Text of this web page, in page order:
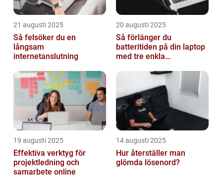
21 augusti 2025
Så felsöker du en
långsam
internetanslutning
20 augusti 2025
Så förlänger du
batteritiden på din laptop
med tre enkla
19 augusti 2025
Effektiva verktyg för
projektledning och
samarbete online
14 augusti 2025
Hur återställer man
glömda lösenord?